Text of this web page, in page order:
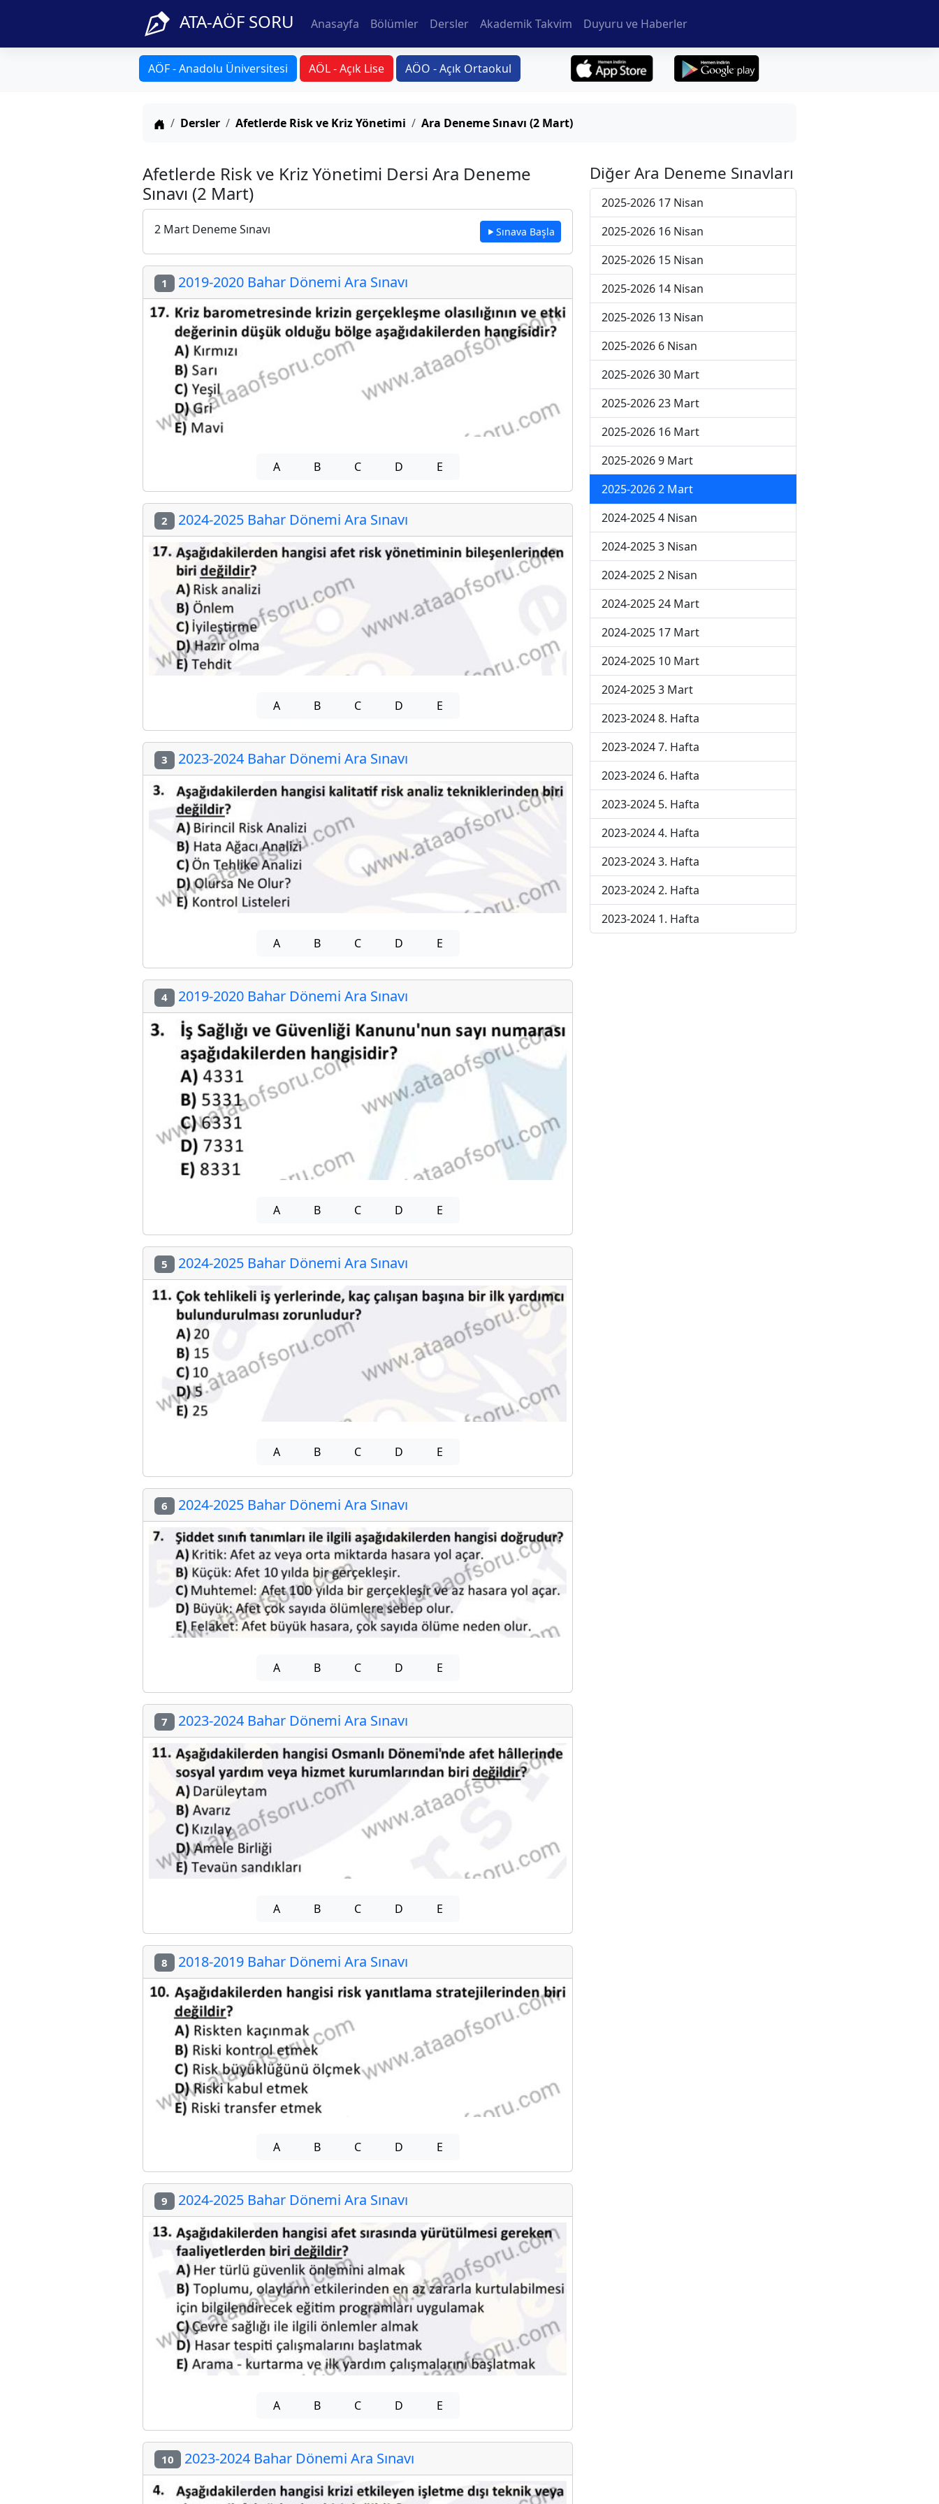
ATA-AÖF SORU Anasayfa Bölümler Dersler Akademik Takvim Duyuru ve Haberler
AÖF - Anadolu Üniversitesi AÖL - Açık Lise AÖO - Açık Ortaokul
Anasayfa
Dersler Afetlerde Risk ve Kriz Yönetimi Ara Deneme Sınavı (2 Mart)
Afetlerde Risk ve Kriz Yönetimi Dersi Ara Deneme
Sınavı (2 Mart)
2 Mart Deneme Sınavı Sınava Başla
1 2019-2020 Bahar Dönemi Ara Sınavı
A B C D E
2 2024-2025 Bahar Dönemi Ara Sınavı
A B C D E
3 2023-2024 Bahar Dönemi Ara Sınavı
A B C D E
4 2019-2020 Bahar Dönemi Ara Sınavı
A B C D E
5 2024-2025 Bahar Dönemi Ara Sınavı
A B C D E
6 2024-2025 Bahar Dönemi Ara Sınavı
A B C D E
7 2023-2024 Bahar Dönemi Ara Sınavı
A B C D E
8 2018-2019 Bahar Dönemi Ara Sınavı
A B C D E
9 2024-2025 Bahar Dönemi Ara Sınavı
A B C D E
10 2023-2024 Bahar Dönemi Ara Sınavı
Diğer Ara Deneme Sınavları
2025-2026 17 Nisan
2025-2026 16 Nisan
2025-2026 15 Nisan
2025-2026 14 Nisan
2025-2026 13 Nisan
2025-2026 6 Nisan
2025-2026 30 Mart
2025-2026 23 Mart
2025-2026 16 Mart
2025-2026 9 Mart
2025-2026 2 Mart
2024-2025 4 Nisan
2024-2025 3 Nisan
2024-2025 2 Nisan
2024-2025 24 Mart
2024-2025 17 Mart
2024-2025 10 Mart
2024-2025 3 Mart
2023-2024 8. Hafta
2023-2024 7. Hafta
2023-2024 6. Hafta
2023-2024 5. Hafta
2023-2024 4. Hafta
2023-2024 3. Hafta
2023-2024 2. Hafta
2023-2024 1. Hafta